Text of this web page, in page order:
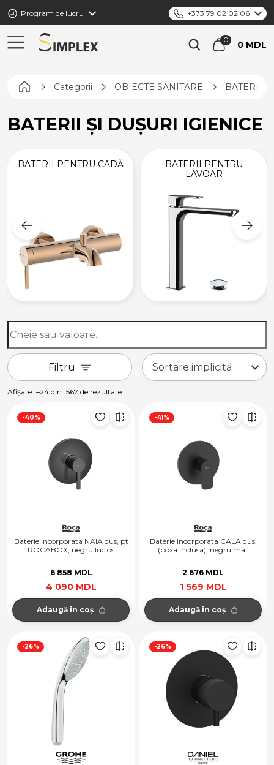
Program de lucru +373 79 02 02 06
0 MDL
Pagina principală
Categorii OBIECTE SANITARE BATERII
BATERII ȘI DUȘURI IGIENICE
BATERII PENTRU CADĂ
BATERII PENTRU
LAVOAR
Filtru
Afișate 1–24 din 1567 de rezultate
-40%
Baterie incorporata NAIA dus, pt
ROCABOX, negru lucios
6 858 MDL
4 090 MDL
Adaugă în coș
-41%
Baterie incorporata CALA dus,
(boxa inclusa), negru mat
2 676 MDL
1 569 MDL
Adaugă în coș
-26% -26%